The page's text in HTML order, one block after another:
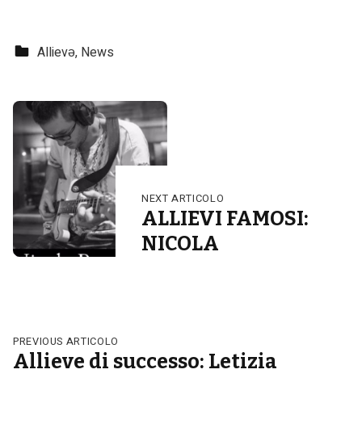
Categorized in:
Allievə, News
Navigazione articoli
PREVIOUS ARTICOLO
Allieve di successo: Letizia
NEXT ARTICOLO
ALLIEVI FAMOSI:
NICOLA